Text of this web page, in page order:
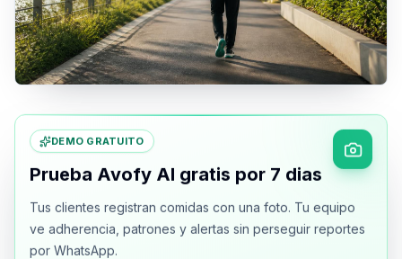
DEMO GRATUITO
Prueba Avofy AI gratis por 7 dias
Tus clientes registran comidas con una foto. Tu equipo
ve adherencia, patrones y alertas sin perseguir reportes
por WhatsApp.